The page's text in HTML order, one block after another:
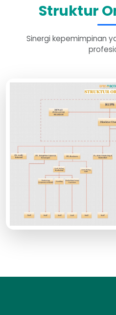
Struktur
Sinergi kepemimpinan